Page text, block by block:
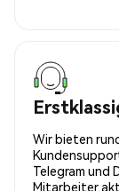
Wir bieten
Telegram und
Mitarbeiter